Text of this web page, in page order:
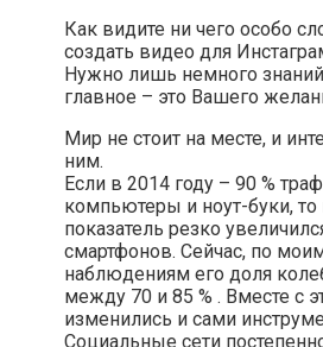
Как видите ни чего особо
создать видео для
Нужно лишь немного знаний
главное – это Вашего
Мир не стоит на месте, и
ним.
Если в 2014 году – 90 %
компьютеры и ноут-буки, то
показатель резко
смартфонов. Сейчас, по
наблюдениям его доля
между 70 и 85 % . Вместе с
изменились и сами
Социальные сети